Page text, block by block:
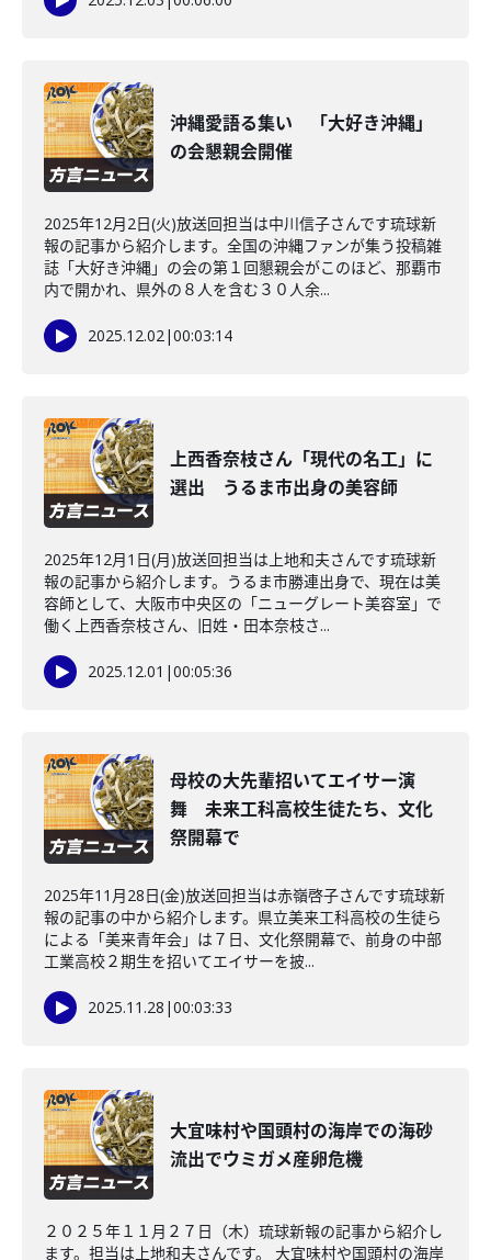
沖縄愛語る集い 「大好き沖縄」
の会懇親会開催
2025年12月2日(火)放送回担当は中川信子さんです琉球新
報の記事から紹介します。全国の沖縄ファンが集う投稿雑
誌「大好き沖縄」の会の第１回懇親会がこのほど、那覇市
内で開かれ、県外の８人を含む３０人余...
2025.12.02|00:03:14
上西香奈枝さん「現代の名工」に
選出 うるま市出身の美容師
2025年12月1日(月)放送回担当は上地和夫さんです琉球新
報の記事から紹介します。うるま市勝連出身で、現在は美
容師として、大阪市中央区の「ニューグレート美容室」で
働く上西香奈枝さん、旧姓・田本奈枝さ...
2025.12.01 |00:05:36
母校の大先輩招いてエイサー演
舞 未来工科高校生徒たち、文化
祭開幕で
2025年11月28日(金)放送回担当は赤嶺啓子さんです琉球新
報の記事の中から紹介します。県立美来工科高校の生徒ら
による「美来青年会」は７日、文化祭開幕で、前身の中部
工業高校２期生を招いてエイサーを披...
2025.11.28 |00:03:33
大宜味村や国頭村の海岸での海砂
流出でウミガメ産卵危機
２０２５年１１月２７日（木）琉球新報の記事から紹介し
ます。担当は上地和夫さんです。 大宜味村や国頭村の海岸